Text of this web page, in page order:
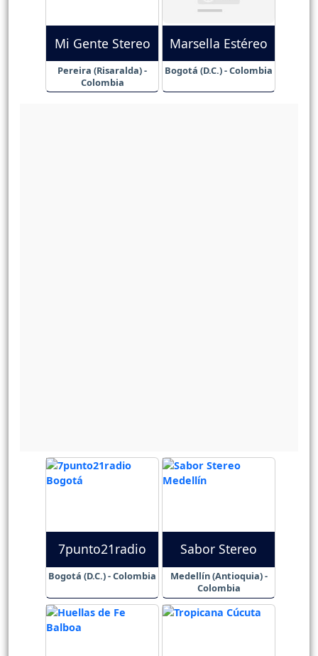
Mi Gente Stereo
Pereira (Risaralda) -
Colombia
Marsella Estéreo
Bogotá (D.C.) - Colombia
7punto21radio
Bogotá (D.C.) - Colombia
Sabor Stereo
Medellín (Antioquia) -
Colombia